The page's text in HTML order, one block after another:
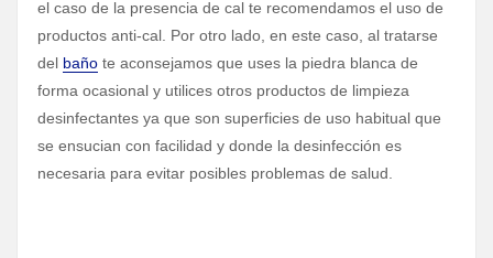
el caso de la presencia de cal te recomendamos el uso de
productos anti-cal. Por otro lado, en este caso, al tratarse
del bañote aconsejamos que uses la piedra blanca de
forma ocasional y utilices otros productos de limpieza
desinfectantes ya que son superficies de uso habitual que
se ensucian con facilidad y donde la desinfección es
necesaria para evitar posibles problemas de salud.